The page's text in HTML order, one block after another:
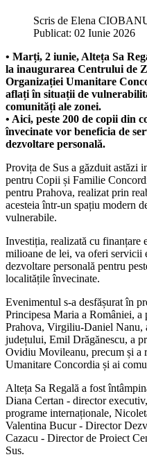
Scris de Elena
Publicat: 02 Iunie 2026
• Marți, 2 iunie, Alteța Sa
la inaugurarea Centrului de
Organizației Umanitare
aflați în situații de
comunități ale zonei.
• Aici, peste 200 de copii din
învecinate vor beneficia de
dezvoltare personală.
Provița de Sus a găzduit astăzi
pentru Copii și Familie
pentru Prahova, realizat prin
acesteia într-un spațiu modern
vulnerabile.
Investiția, realizată cu finanțare
milioane de lei, va oferi servicii
dezvoltare personală pentru
localitățile învecinate.
Evenimentul s-a desfășurat în
Principesa Maria a României,
Prahova, Virgiliu-Daniel Nanu,
județului, Emil Drăgănescu, a
Ovidiu Movileanu, precum și a
Umanitare Concordia și ai
Alteța Sa Regală a fost
Diana Certan - director
programe internaționale,
Valentina Bucur - Director
Cazacu - Director de Proiect
Sus.